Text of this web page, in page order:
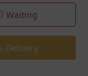
Waiting
Delivery